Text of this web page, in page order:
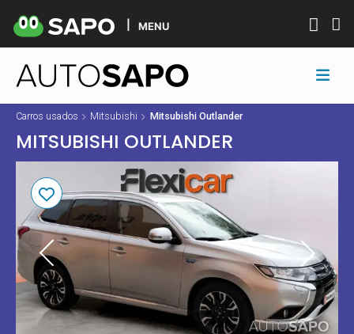
MENU
Carros usados Mitsubishi Mitsubishi Outlander
MITSUBISHI OUTLANDER